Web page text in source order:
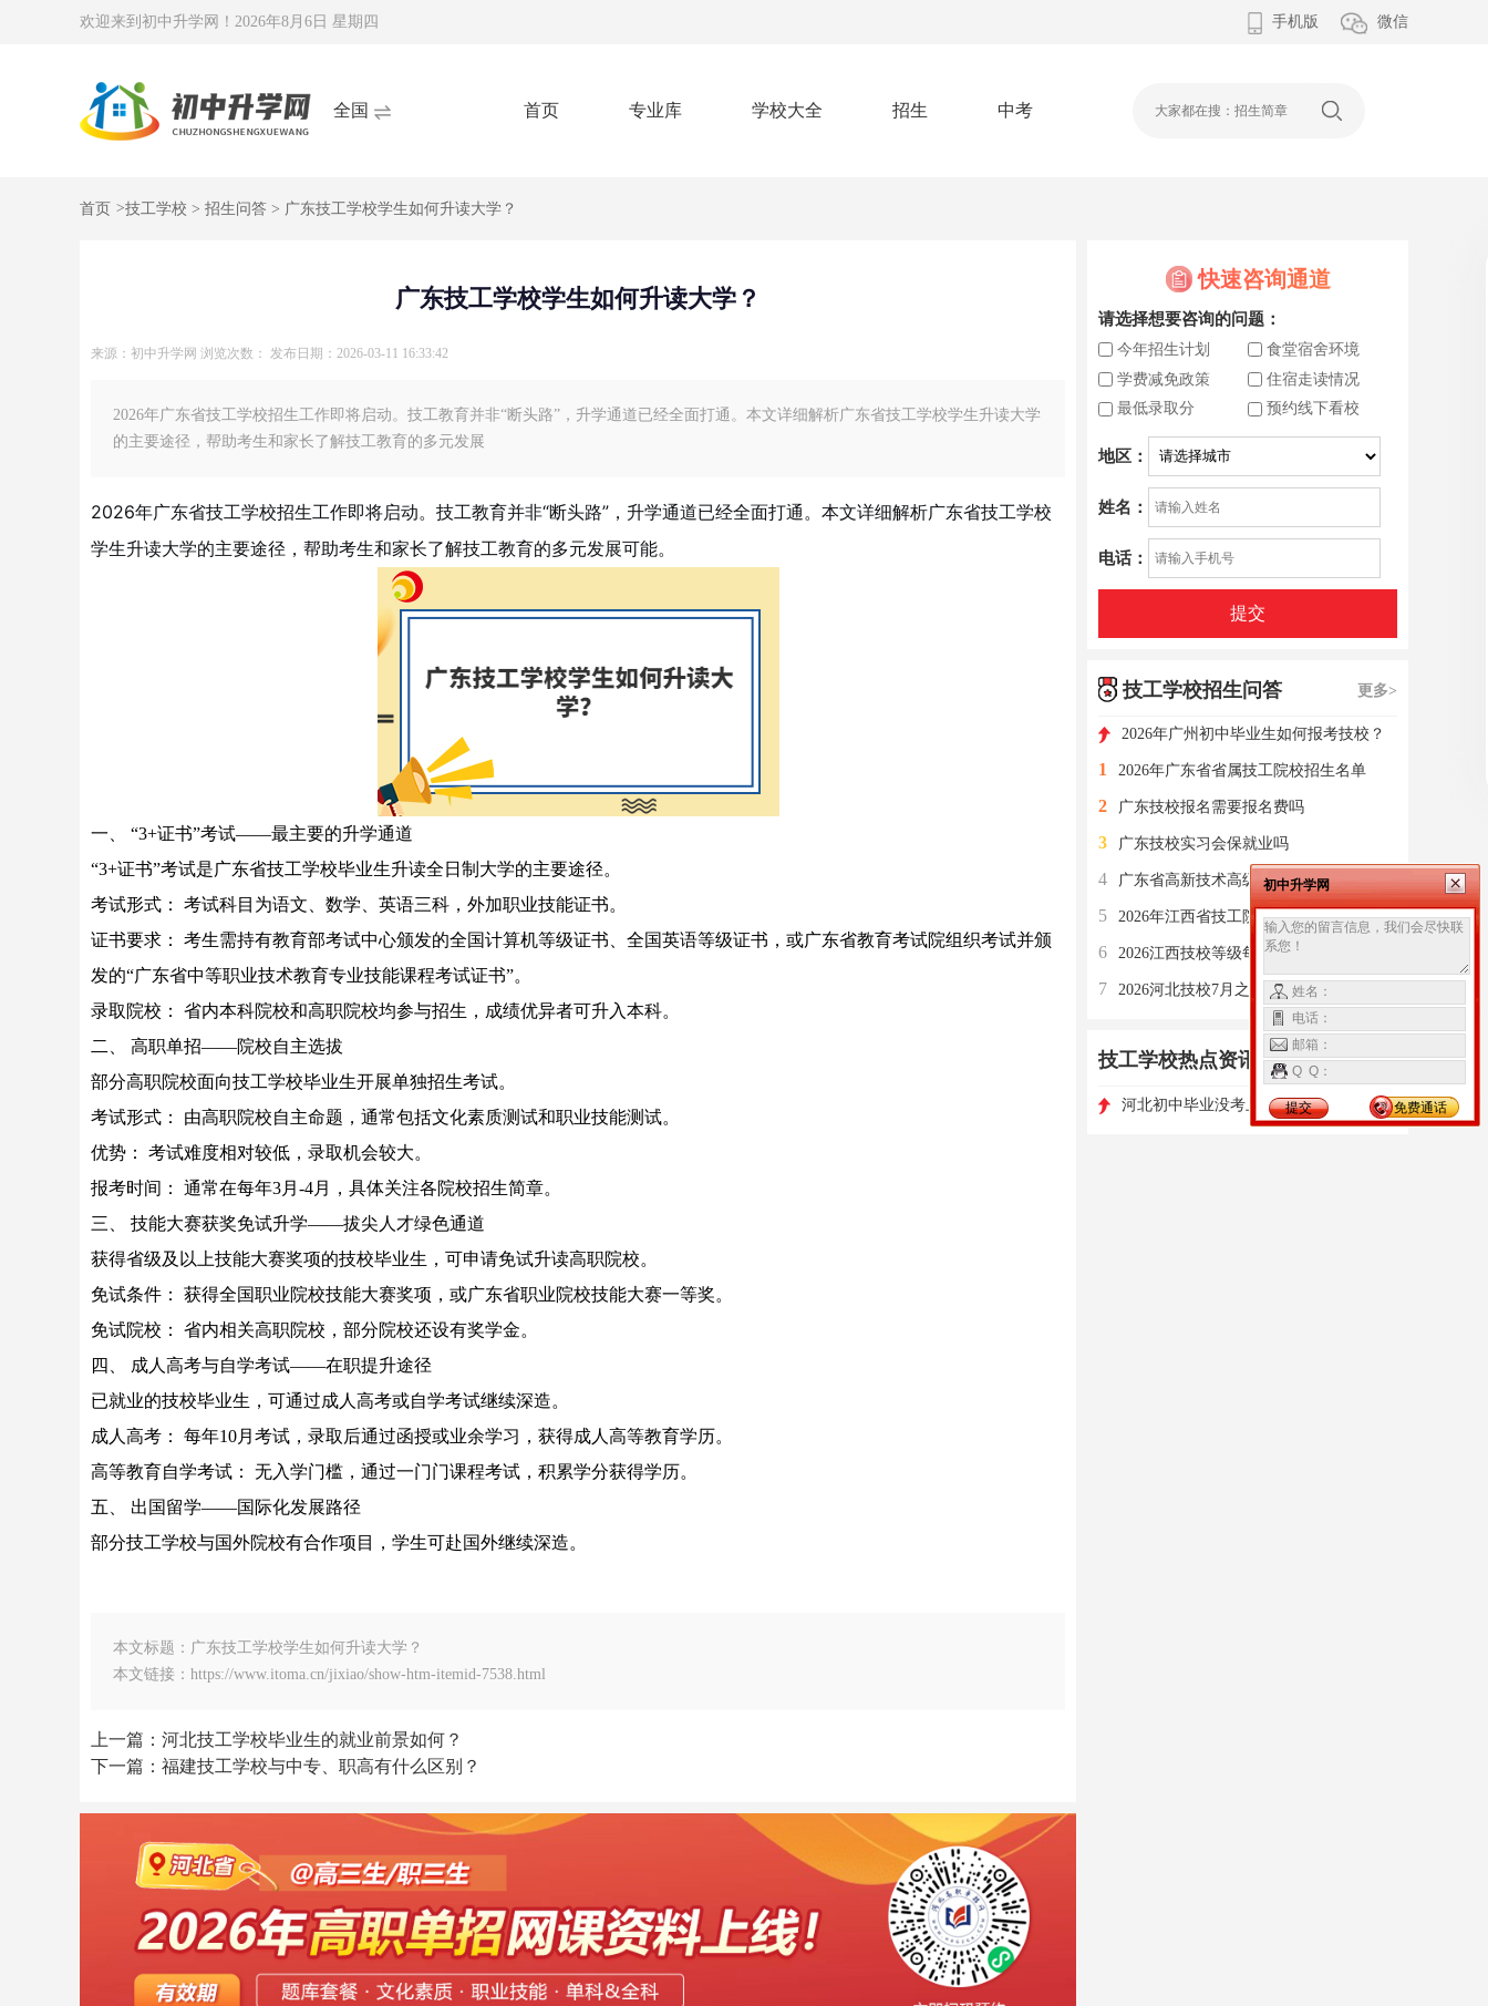
欢迎来到初中升学网！ 2026年8月6日 星期四 手机版 微信
全国 首页 专业库 学校大全 招生 中考
首页 >技工学校 > 招生问答 > 广东技工学校学生如何升读大学？
广东技工学校学生如何升读大学？
来源：初中升学网 浏览次数： 发布日期：2026-03-11 16:33:42
2026年广东省技工学校招生工作即将启动。技工教育并非“断头路”，升学通道已经全面打通。本文详细解析广东省技工学校学生升读大学
的主要途径，帮助考生和家长了解技工教育的多元发展
2026年广东省技工学校招生工作即将启动。技工教育并非“断头路”，升学通道已经全面打通。本文详细解析广东省技工学校
学生升读大学的主要途径，帮助考生和家长了解技工教育的多元发展可能。
一、 “3+证书”考试——最主要的升学通道
“3+证书”考试是广东省技工学校毕业生升读全日制大学的主要途径。
考试形式： 考试科目为语文、数学、英语三科，外加职业技能证书。
证书要求： 考生需持有教育部考试中心颁发的全国计算机等级证书、全国英语等级证书，或广东省教育考试院组织考试并颁
发的“广东省中等职业技术教育专业技能课程考试证书”。
录取院校： 省内本科院校和高职院校均参与招生，成绩优异者可升入本科。
二、 高职单招——院校自主选拔
部分高职院校面向技工学校毕业生开展单独招生考试。
考试形式： 由高职院校自主命题，通常包括文化素质测试和职业技能测试。
优势： 考试难度相对较低，录取机会较大。
报考时间： 通常在每年3月-4月，具体关注各院校招生简章。
三、 技能大赛获奖免试升学——拔尖人才绿色通道
获得省级及以上技能大赛奖项的技校毕业生，可申请免试升读高职院校。
免试条件： 获得全国职业院校技能大赛奖项，或广东省职业院校技能大赛一等奖。
免试院校： 省内相关高职院校，部分院校还设有奖学金。
四、 成人高考与自学考试——在职提升途径
已就业的技校毕业生，可通过成人高考或自学考试继续深造。
成人高考： 每年10月考试，录取后通过函授或业余学习，获得成人高等教育学历。
高等教育自学考试： 无入学门槛，通过一门门课程考试，积累学分获得学历。
五、 出国留学——国际化发展路径
部分技工学校与国外院校有合作项目，学生可赴国外继续深造。
本文标题：广东技工学校学生如何升读大学？
本文链接：https://www.itoma.cn/jixiao/show-htm-itemid-7538.html
上一篇：河北技工学校毕业生的就业前景如何？
下一篇：福建技工学校与中专、职高有什么区别？
快速咨询通道
请选择想要咨询的问题：
今年招生计划
食堂宿舍环境
学费减免政策
住宿走读情况
最低录取分
预约线下看校
地区：
姓名：
电话：
提交
技工学校招生问答 更多>
2026年广州初中毕业生如何报考技校？
1 2026年广东省省属技工院校招生名单
2 广东技校报名需要报名费吗
3 广东技校实习会保就业吗
4 广东省高新技术高级技工学校2026九个特色班型介绍
5 2026年江西省技工院校中级工补贴政策
6 2026江西技校等级每年都会评估吗
7 2026河北技校7月之后还能不能选学校？
技工学校热点资讯 更多>
河北初中毕业没考上高中怎么办 高职单招如何选择学校和专业?
初中升学网
姓名：
电话：
邮箱：
Q Q：
提交 免费通话